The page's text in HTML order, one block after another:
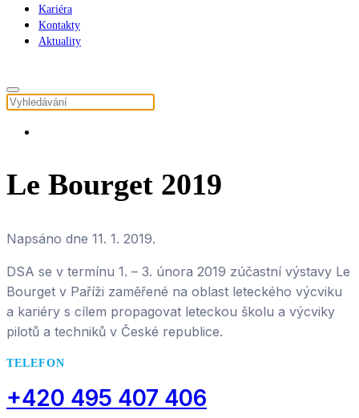
Kariéra
Kontakty
Aktuality
Le Bourget 2019
Napsáno dne 11. 1. 2019.
DSA se v termínu 1. – 3. února 2019 zúčastní výstavy Le
Bourget v Paříži zaměřené na oblast leteckého výcviku
a kariéry s cílem propagovat leteckou školu a výcviky
pilotů a techniků v České republice.
TELEFON
+420 495 407 406